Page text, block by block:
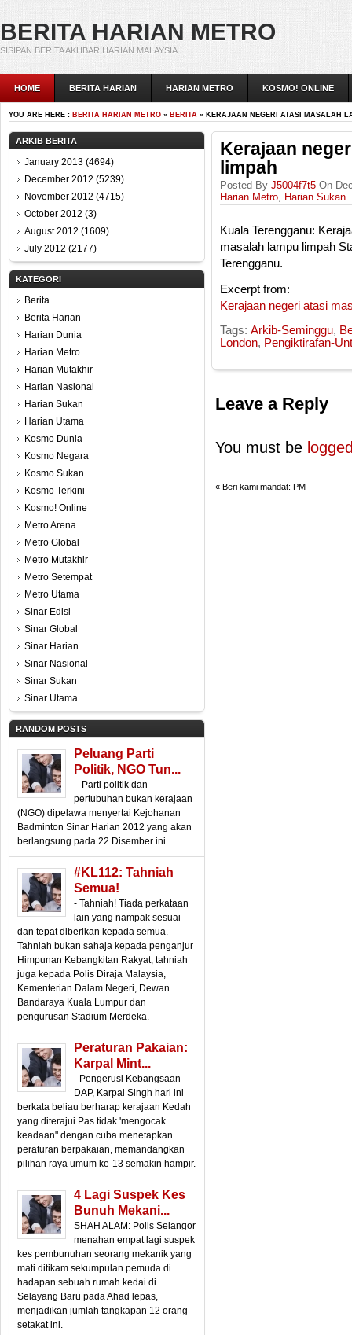
BERITA HARIAN METRO
SISIPAN BERITA AKHBAR HARIAN MALAYSIA
HOME BERITA HARIAN HARIAN METRO KOSMO! ONLINE
YOU ARE HERE : BERITA HARIAN METRO » BERITA » KERAJAAN NEGERI ATASI MASALAH
ARKIB BERITA
January 2013 (4694)
December 2012 (5239)
November 2012 (4715)
October 2012 (3)
August 2012 (1609)
July 2012 (2177)
KATEGORI
Berita
Berita Harian
Harian Dunia
Harian Metro
Harian Mutakhir
Harian Nasional
Harian Sukan
Harian Utama
Kosmo Dunia
Kosmo Negara
Kosmo Sukan
Kosmo Terkini
Kosmo! Online
Metro Arena
Metro Global
Metro Mutakhir
Metro Setempat
Metro Utama
Sinar Edisi
Sinar Global
Sinar Harian
Sinar Nasional
Sinar Sukan
Sinar Utama
RANDOM POSTS
Peluang Parti
Politik, NGO Tun...
– Parti politik dan
pertubuhan bukan kerajaan
(NGO) dipelawa menyertai Kejohanan
Badminton Sinar Harian 2012 yang akan
berlangsung pada 22 Disember ini.
#KL112: Tahniah
Semua!
- Tahniah! Tiada perkataan
lain yang nampak sesuai
dan tepat diberikan kepada semua.
Tahniah bukan sahaja kepada penganjur
Himpunan Kebangkitan Rakyat, tahniah
juga kepada Polis Diraja Malaysia,
Kementerian Dalam Negeri, Dewan
Bandaraya Kuala Lumpur dan
pengurusan Stadium Merdeka.
Peraturan Pakaian:
Karpal Mint...
- Pengerusi Kebangsaan
DAP, Karpal Singh hari ini
berkata beliau berharap kerajaan Kedah
yang diterajui Pas tidak 'mengocak
keadaan" dengan cuba menetapkan
peraturan berpakaian, memandangkan
pilihan raya umum ke-13 semakin hampir.
4 Lagi Suspek Kes
Bunuh Mekani...
SHAH ALAM: Polis Selangor
menahan empat lagi suspek
kes pembunuhan seorang mekanik yang
mati ditikam sekumpulan pemuda di
hadapan sebuah rumah kedai di
Selayang Baru pada Ahad lepas,
menjadikan jumlah tangkapan 12 orang
setakat ini.
Kerajaan
limpah
Posted By J5004f7t5 On
Harian Metro, Harian Sukan
Kuala Terengganu:
masalah lampu limpah
Terengganu.
Excerpt from:
Kerajaan negeri atasi
Tags: Arkib-Seminggu,
London, Pengiktirafan-
Leave a Reply
You must be
« Beri kami mandat: PM